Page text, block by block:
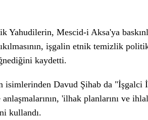
Mescid-i Aksa'ya
işgalin etnik temizlik
kaydetti.
isimlerinden Davud Şihab da "İşgalci
'ilhak planlarını ve
kullandı.